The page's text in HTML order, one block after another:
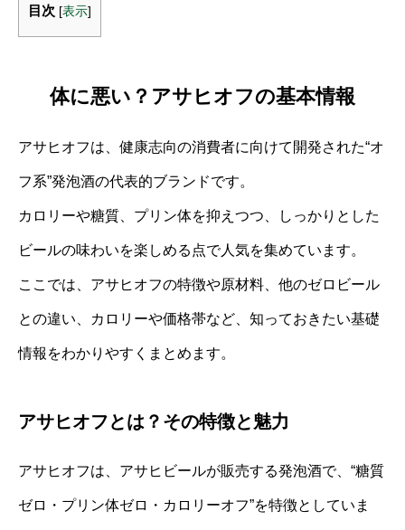
目次 [表示]
体に悪い？アサヒオフの基本情報
アサヒオフは、健康志向の消費者に向けて開発された“オ
フ系”発泡酒の代表的ブランドです。
カロリーや糖質、プリン体を抑えつつ、しっかりとした
ビールの味わいを楽しめる点で人気を集めています。
ここでは、アサヒオフの特徴や原材料、他のゼロビール
との違い、カロリーや価格帯など、知っておきたい基礎
情報をわかりやすくまとめます。
アサヒオフとは？その特徴と魅力
アサヒオフは、アサヒビールが販売する発泡酒で、“糖質
ゼロ・プリン体ゼロ・カロリーオフ”を特徴としていま